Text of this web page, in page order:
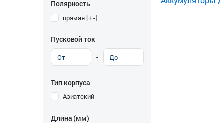
Полярность
прямая [+ -]
Пусковой ток
-
Тип корпуса
Азиатский
Длина (мм)